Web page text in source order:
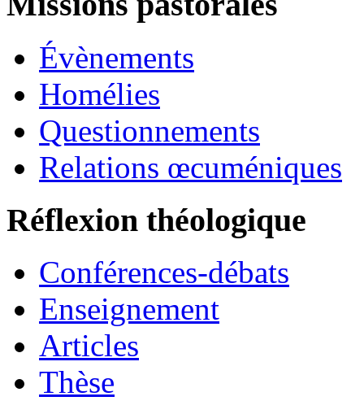
Évènements
Homélies
Questionnements
Relations œcuméniques
Réflexion théologique
Conférences-débats
Enseignement
Articles
Thèse